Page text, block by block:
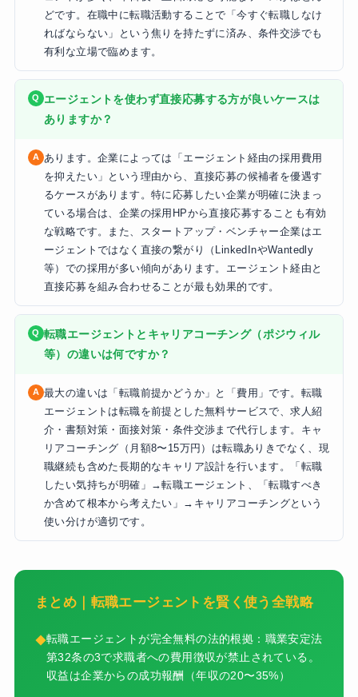
どです。在職中に転職活動することで「今すぐ転職しなけ
ればならない」という焦りを持たずに済み、条件交渉でも
有利な立場で臨めます。
エージェントを使わず直接応募する方が良いケースは
ありますか？
あります。企業によっては「エージェント経由の採用費用
を抑えたい」という理由から、直接応募の候補者を優遇す
るケースがあります。特に応募したい企業が明確に決まっ
ている場合は、企業の採用HPから直接応募することも有効
な戦略です。また、スタートアップ・ベンチャー企業はエ
ージェントではなく直接の繋がり（LinkedInやWantedly
等）での採用が多い傾向があります。エージェント経由と
直接応募を組み合わせることが最も効果的です。
転職エージェントとキャリアコーチング（ポジウィル
等）の違いは何ですか？
最大の違いは「転職前提かどうか」と「費用」です。転職
エージェントは転職を前提とした無料サービスで、求人紹
介・書類対策・面接対策・条件交渉まで代行します。キャ
リアコーチング（月額8〜15万円）は転職ありきでなく、現
職継続も含めた長期的なキャリア設計を行います。「転職
したい気持ちが明確」→転職エージェント、「転職すべき
か含めて根本から考えたい」→キャリアコーチングという
使い分けが適切です。
まとめ｜転職エージェントを賢く使う全戦略
転職エージェントが完全無料の法的根拠：職業安定法
第32条の3で求職者への費用徴収が禁止されている。
収益は企業からの成功報酬（年収の20〜35%）